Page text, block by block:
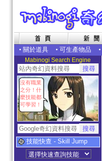
• 關於道具 • 可生產物品 •
Mabinogi Search Engine
沒有職業
之分！什
麼技能都
可學習！
技能快查 - Skill Jump